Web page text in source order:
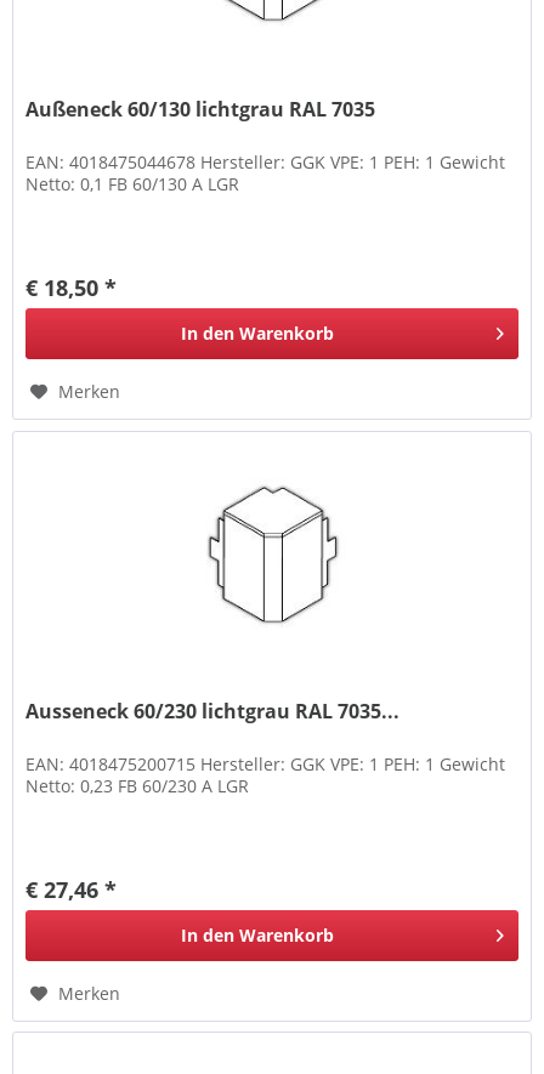
Außeneck 60/130 lichtgrau RAL 7035
EAN: 4018475044678 Hersteller: GGK VPE: 1 PEH: 1 Gewicht
Netto: 0,1 FB 60/130 A LGR
€ 18,50 *
In den Warenkorb
Merken
Ausseneck 60/230 lichtgrau RAL 7035...
EAN: 4018475200715 Hersteller: GGK VPE: 1 PEH: 1 Gewicht
Netto: 0,23 FB 60/230 A LGR
€ 27,46 *
In den Warenkorb
Merken